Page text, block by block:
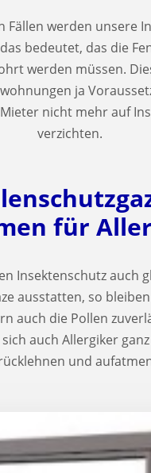
Fällen werden unsere
bedeutet, das die
werden müssen.
ja
nicht mehr auf
verzichten.
für
Insektenschutz auch
ausstatten, so
auch die Pollen
sich auch Allergiker
und